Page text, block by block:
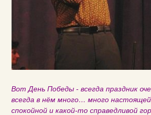
Вот День Победы - всегда праздник
всегда в нём много… много
спокойной и какой-то справедливой